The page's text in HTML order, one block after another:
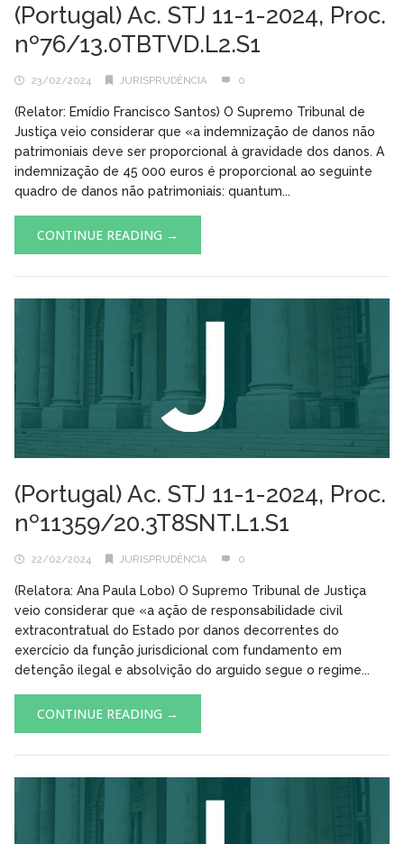
(Portugal) Ac. STJ 11-1-2024, Proc.
nº76/13.0TBTVD.L2.S1
23/02/2024 JURISPRUDÊNCIA 0
(Relator: Emídio Francisco Santos) O Supremo Tribunal de
Justiça veio considerar que «a indemnização de danos não
patrimoniais deve ser proporcional à gravidade dos danos. A
indemnização de 45 000 euros é proporcional ao seguinte
quadro de danos não patrimoniais: quantum...
CONTINUE READING →
(Portugal) Ac. STJ 11-1-2024, Proc.
nº11359/20.3T8SNT.L1.S1
22/02/2024 JURISPRUDÊNCIA 0
(Relatora: Ana Paula Lobo) O Supremo Tribunal de Justiça
veio considerar que «a ação de responsabilidade civil
extracontratual do Estado por danos decorrentes do
exercício da função jurisdicional com fundamento em
detenção ilegal e absolvição do arguido segue o regime...
CONTINUE READING →